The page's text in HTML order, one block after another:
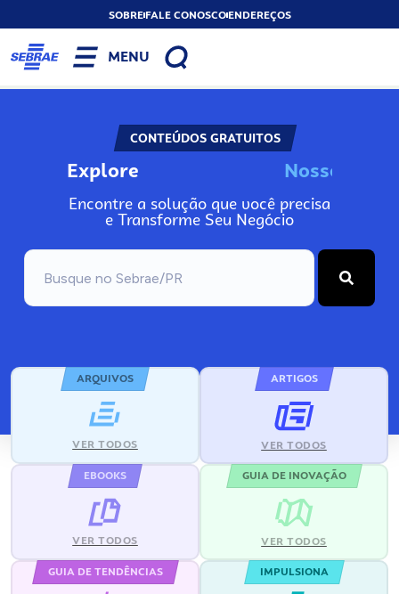
SOBREFALE CONOSCOENDEREÇOS
MENU
CONTEÚDOS GRATUITOS
Explore Nosso
Encontre a solução que você precisa
e Transforme Seu Negócio
ARQUIVOS
VER TODOS
ARTIGOS
VER TODOS
EBOOKS
VER TODOS
GUIA DE INOVAÇÃO
VER TODOS
GUIA DE TENDÊNCIAS IMPULSIONA